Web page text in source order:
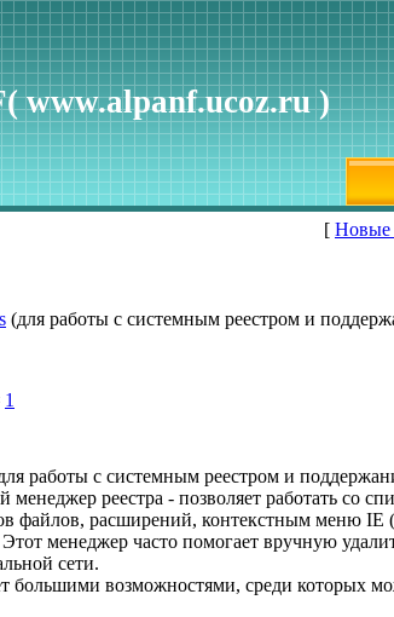
www.alpanf.ucoz.ru )
[ Новые
(для работы с системным реестром и
1
работы с системным реестром и
реестра - позволяет работать со
файлов, расширений, контекстным меню IE
менеджер часто помогает вручную
сети.
большими возможностями, среди которых